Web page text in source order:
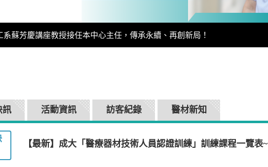
系蘇芳慶講座教授接任本中心主任，傳承永續、再創新局！
訊 活動資訊 訪客紀錄 醫材新知
【最新】成大「醫療器材技術人員認證訓練」訓練課程一覽表~